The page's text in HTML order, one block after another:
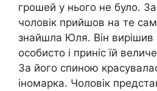
грошей у нього не було. За
чоловік прийшов на те
знайшла Юля. Він вирішив
особисто і приніс їй
За його спиною
іномарка. Чоловік